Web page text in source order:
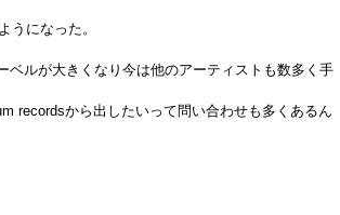
うになった。
ルが大きくなり今は他のアーティストも数多く手
recordsから出したいって問い合わせも多くあるん